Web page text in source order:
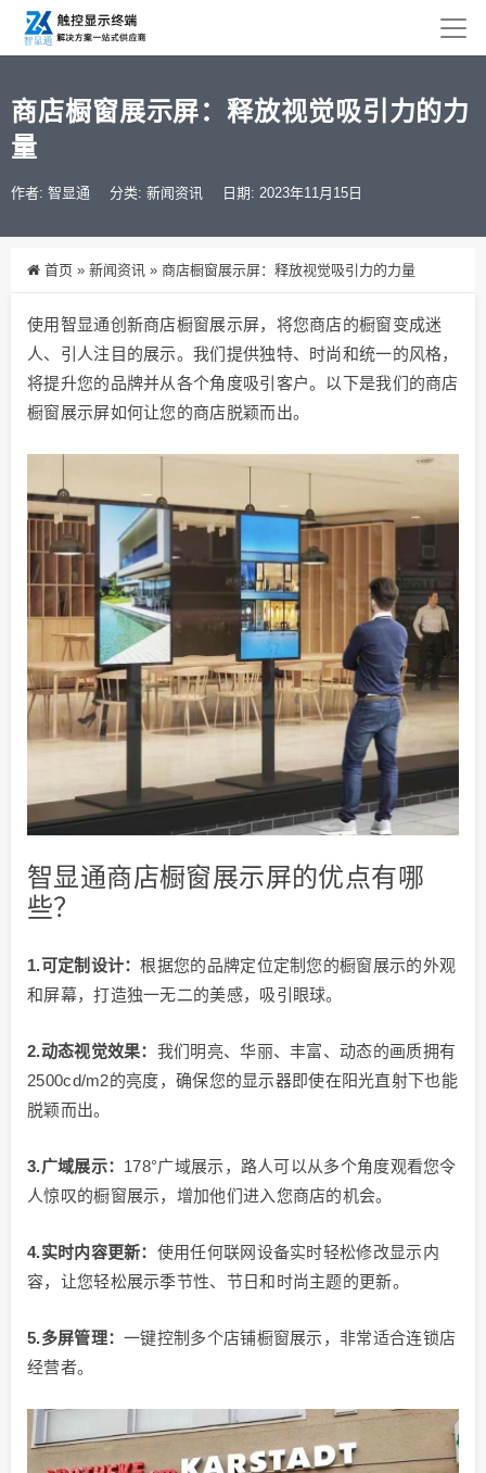
商店橱窗展示屏：释放视觉吸引力的力
量
作者: 智显通 分类: 新闻资讯 日期: 2023年11月15日
首页 » 新闻资讯 » 商店橱窗展示屏：释放视觉吸引力的力量
使用智显通创新商店橱窗展示屏，将您商店的橱窗变成迷
人、引人注目的展示。我们提供独特、时尚和统一的风格，
将提升您的品牌并从各个角度吸引客户。以下是我们的商店
橱窗展示屏如何让您的商店脱颖而出。
智显通商店橱窗展示屏的优点有哪
些？
1.可定制设计：根据您的品牌定位定制您的橱窗展示的外观
和屏幕，打造独一无二的美感，吸引眼球。
2.动态视觉效果： 我们明亮、华丽、丰富、动态的画质拥有
2500cd/m2的亮度，确保您的显示器即使在阳光直射下也能
脱颖而出。
3.广域展示： 178°广域展示，路人可以从多个角度观看您令
人惊叹的橱窗展示，增加他们进入您商店的机会。
4.实时内容更新： 使用任何联网设备实时轻松修改显示内
容，让您轻松展示季节性、节日和时尚主题的更新。
5.多屏管理：一键控制多个店铺橱窗展示，非常适合连锁店
经营者。